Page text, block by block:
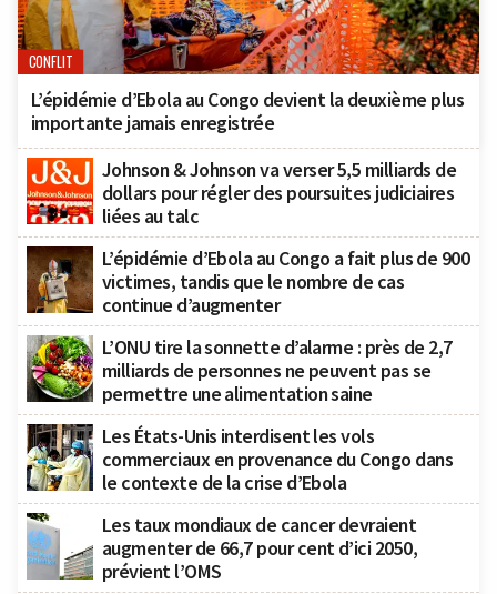
CONFLIT
L’épidémie d’Ebola au Congo devient la deuxième plus
importante jamais enregistrée
Johnson & Johnson va verser 5,5 milliards de
dollars pour régler des poursuites judiciaires
liées au talc
L’épidémie d’Ebola au Congo a fait plus de 900
victimes, tandis que le nombre de cas
continue d’augmenter
L’ONU tire la sonnette d’alarme : près de 2,7
milliards de personnes ne peuvent pas se
permettre une alimentation saine
Les États-Unis interdisent les vols
commerciaux en provenance du Congo dans
le contexte de la crise d’Ebola
Les taux mondiaux de cancer devraient
augmenter de 66,7 pour cent d’ici 2050,
prévient l’OMS